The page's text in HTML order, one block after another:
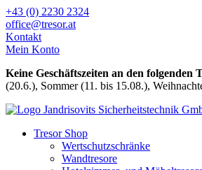
Zum
Inhalt
wechseln
+43 (0) 2230 2324
office@tresor.at
Kontakt
Mein Konto
Keine Geschäftszeiten an den folgenden
(20.6.), Sommer (11. bis 15.08.),
Tresor Shop
Wertschutzschränke
Wandtresore